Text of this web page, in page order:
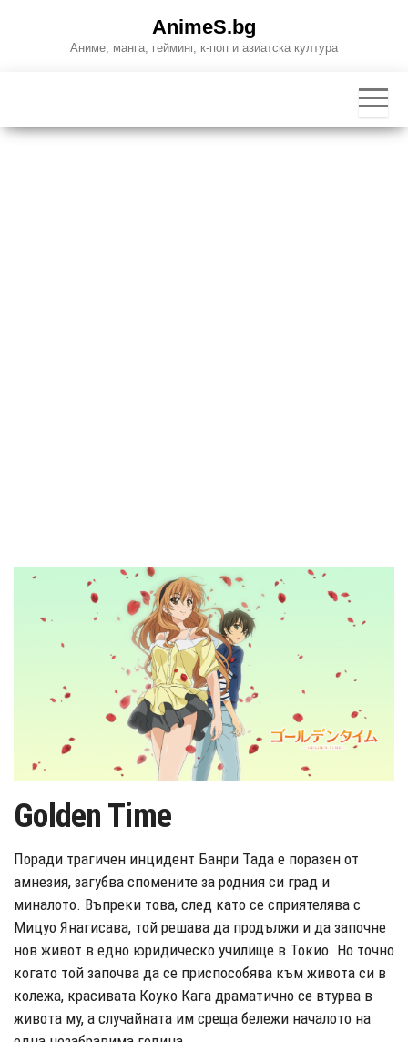
AnimeS.bg
Аниме, манга, гейминг, к-поп и азиатска култура
Golden Time
Поради трагичен инцидент Банри Тада е поразен от
амнезия, загубва спомените за родния си град и
миналото. Въпреки това, след като се сприятелява с
Мицуо Янагисава, той решава да продължи и да започне
нов живот в едно юридическо училище в Токио. Но точно
когато той започва да се приспособява към живота си в
колежа, красивата Коуко Кага драматично се втурва в
живота му, а случайната им среща бележи началото на